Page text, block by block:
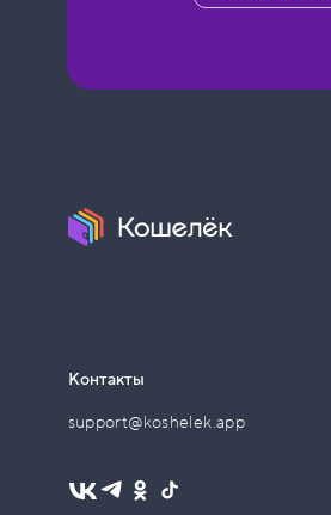
Контакты
support@koshelek.app